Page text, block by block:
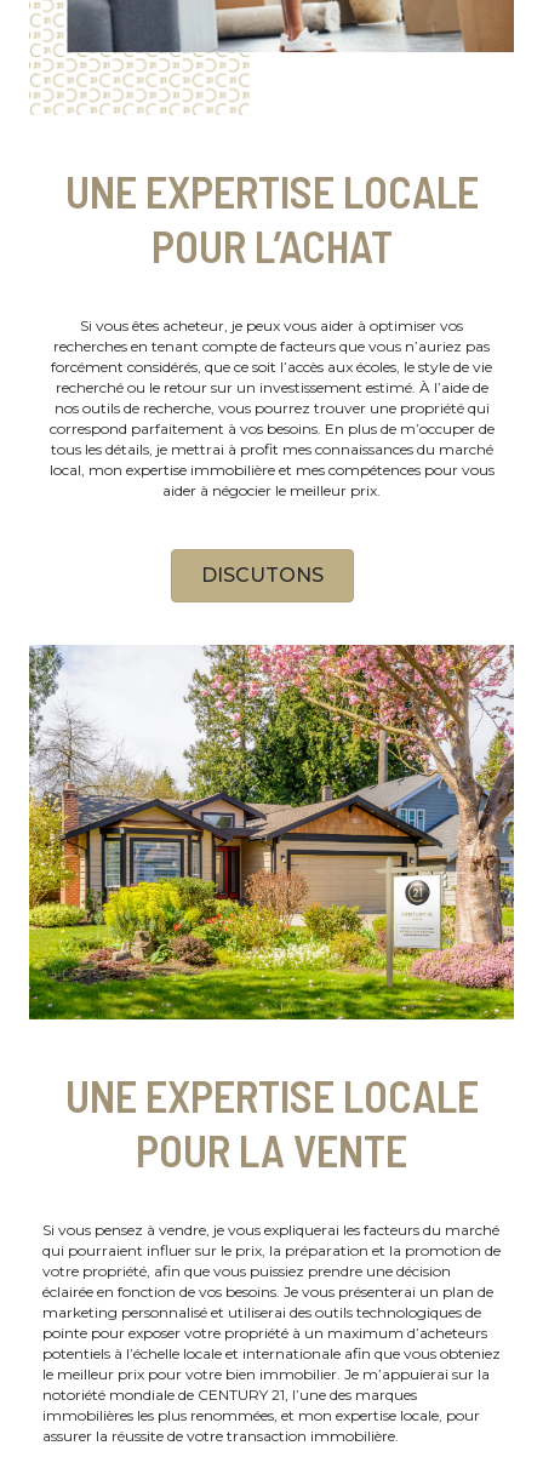
UNE EXPERTISE LOCALE
POUR L’ACHAT
Si vous êtes acheteur, je peux vous aider à optimiser vos
recherches en tenant compte de facteurs que vous n’auriez pas
forcément considérés, que ce soit l’accès aux écoles, le style de vie
recherché ou le retour sur un investissement estimé. À l’aide de
nos outils de recherche, vous pourrez trouver une propriété qui
correspond parfaitement à vos besoins. En plus de m’occuper de
tous les détails, je mettrai à profit mes connaissances du marché
local, mon expertise immobilière et mes compétences pour vous
aider à négocier le meilleur prix.
DISCUTONS
UNE EXPERTISE LOCALE
POUR LA VENTE
Si vous pensez à vendre, je vous expliquerai les facteurs du marché
qui pourraient influer sur le prix, la préparation et la promotion de
votre propriété, afin que vous puissiez prendre une décision
éclairée en fonction de vos besoins. Je vous présenterai un plan de
marketing personnalisé et utiliserai des outils technologiques de
pointe pour exposer votre propriété à un maximum d’acheteurs
potentiels à l’échelle locale et internationale afin que vous obteniez
le meilleur prix pour votre bien immobilier. Je m’appuierai sur la
notoriété mondiale de CENTURY 21, l’une des marques
immobilières les plus renommées, et mon expertise locale, pour
assurer la réussite de votre transaction immobilière.